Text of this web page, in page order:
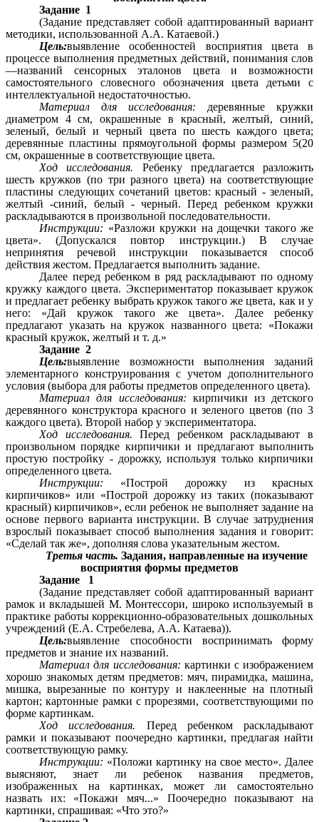
Задание 1
(Задание представляет собой адаптированный вариант
методики, использованной А.А. Катаевой.)
Цель:выявление особенностей восприятия цвета в
процессе выполнения предметных действий, понимания слов
—названий сенсорных эталонов цвета и возможности
самостоятельного словесного обозначения цвета детьми с
интеллектуальной недостаточностью.
Материал для исследования:деревянные кружки
диаметром 4 см, окрашенные в красный, желтый, синий,
зеленый, белый и черный цвета по шесть каждого цвета;
деревянные пластины прямоугольной формы размером 5(20
см, окрашенные в соответствующие цвета.
Ход исследования. Ребенку предлагается разложить
шесть кружков (по три разного цвета) на соответствующие
пластины следующих сочетаний цветов: красный - зеленый,
желтый -синий, белый - черный. Перед ребенком кружки
раскладываются в произвольной последовательности.
Инструкции: «Разложи кружки на дощечки такого же
цвета». (Допускался повтор инструкции.) В случае
непринятия речевой инструкции показывается способ
действия жестом. Предлагается выполнить задание.
Далее перед ребенком в ряд раскладывают по одному
кружку каждого цвета. Экспериментатор показывает кружок
и предлагает ребенку выбрать кружок такого же цвета, как и у
него: «Дай кружок такого же цвета». Далее ребенку
предлагают указать на кружок названного цвета: «Покажи
красный кружок, желтый и т. д.»
Задание 2
Цель:выявление возможности выполнения заданий
элементарного конструирования с учетом дополнительного
условия (выбора для работы предметов определенного цвета).
Материал для исследования: кирпичики из детского
деревянного конструктора красного и зеленого цветов (по 3
каждого цвета). Второй набор у экспериментатора.
Ход исследования.Перед ребенком раскладывают в
произвольном порядке кирпичики и предлагают выполнить
простую постройку - дорожку, используя только кирпичики
определенного цвета.
Инструкции: «Построй дорожку из красных
кирпичиков» или «Построй дорожку из таких (показывают
красный) кирпичиков», если ребенок не выполняет задание на
основе первого варианта инструкции. В случае затруднения
взрослый показывает способ выполнения задания и говорит:
«Сделай так же», дополняя слова указательным жестом.
Третья часть. Задания, направленные на изучение
восприятия формы предметов
Задание 1
(Задание представляет собой адаптированный вариант
рамок и вкладышей М. Монтессори, широко используемый в
практике работы коррекционно-образовательных дошкольных
учреждений (Е.А. Стребелева, А.А. Катаева)).
Цель:выявление способности воспринимать форму
предметов и знание их названий.
Материал для исследования: картинки с изображением
хорошо знакомых детям предметов: мяч, пирамидка, машина,
мишка, вырезанные по контуру и наклеенные на плотный
картон; картонные рамки с прорезями, соответствующими по
форме картинкам.
Ход исследования. Перед ребенком раскладывают
рамки и показывают поочередно картинки, предлагая найти
соответствующую рамку.
Инструкции: «Положи картинку на свое место». Далее
выясняют, знает ли ребенок названия предметов,
изображенных на картинках, может ли самостоятельно
назвать их: «Покажи мяч...» Поочередно показывают на
картинки, спрашивая: «Что это?»